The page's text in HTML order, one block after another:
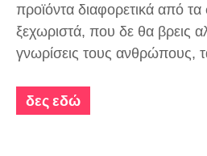
προϊόντα διαφορετικά από
ξεχωριστά, που δε θα βρεις
γνωρίσεις τους ανθρώπους,
δες εδώ